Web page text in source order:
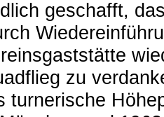
geschafft,
zu
turnerische